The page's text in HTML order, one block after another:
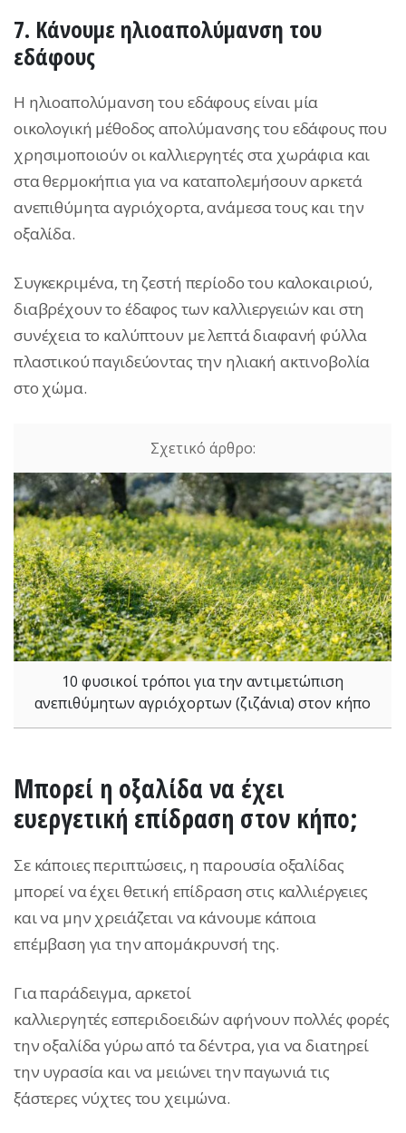
7. Κάνουμε ηλιοαπολύμανση του
εδάφους
Η ηλιοαπολύμανση του εδάφους είναι μία
οικολογική μέθοδος απολύμανσης του εδάφους που
χρησιμοποιούν οι καλλιεργητές στα χωράφια και
στα θερμοκήπια για να καταπολεμήσουν αρκετά
ανεπιθύμητα αγριόχορτα, ανάμεσα τους και την
οξαλίδα.
Συγκεκριμένα, τη ζεστή περίοδο του καλοκαιριού,
διαβρέχουν το έδαφος των καλλιεργειών και στη
συνέχεια το καλύπτουν με λεπτά διαφανή φύλλα
πλαστικού παγιδεύοντας την ηλιακή ακτινοβολία
στο χώμα.
10 φυσικοί τρόποι για την αντιμετώπιση
ανεπιθύμητων αγριόχορτων (ζιζάνια) στον κήπο
Μπορεί η οξαλίδα να έχει
ευεργετική επίδραση στον κήπο;
Σε κάποιες περιπτώσεις, η παρουσία οξαλίδας
μπορεί να έχει θετική επίδραση στις καλλιέργειες
και να μην χρειάζεται να κάνουμε κάποια
επέμβαση για την απομάκρυνσή της.
Για παράδειγμα, αρκετοί
καλλιεργητές εσπεριδοειδών αφήνουν πολλές φορές
την οξαλίδα γύρω από τα δέντρα, για να διατηρεί
την υγρασία και να μειώνει την παγωνιά τις
ξάστερες νύχτες του χειμώνα.